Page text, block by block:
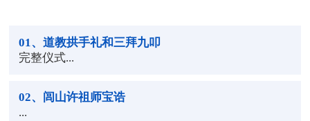
01 、道教拱手礼和三拜九叩
完整仪式...
02、闾山许祖师宝诰
...